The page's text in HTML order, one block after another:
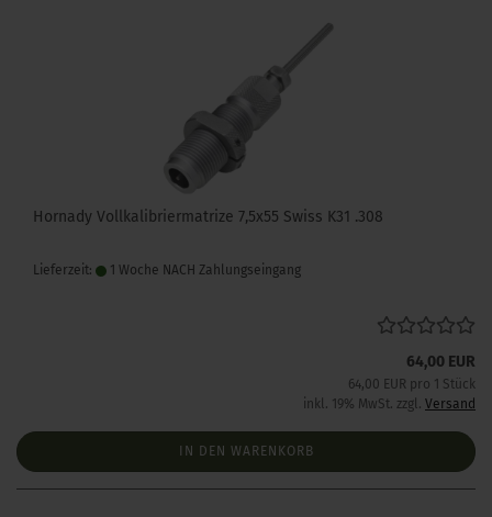
Hornady Vollkalibriermatrize 7,5x55 Swiss K31 .308
Lieferzeit: 1 Woche NACH Zahlungseingang
64,00 EUR
64,00 EUR pro 1 Stück
inkl. 19% MwSt. zzgl. Versand
IN DEN WARENKORB